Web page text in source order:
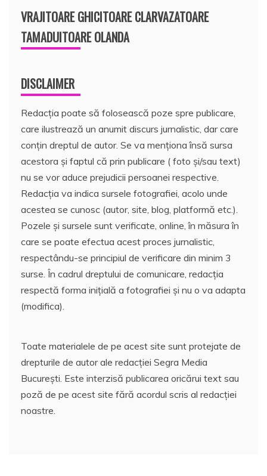
VRAJITOARE GHICITOARE CLARVAZATOARE
TAMADUITOARE OLANDA
DISCLAIMER
Redacția poate să folosească poze spre publicare,
care ilustrează un anumit discurs jurnalistic, dar care
conțin dreptul de autor. Se va menționa însă sursa
acestora și faptul că prin publicare ( foto și/sau text)
nu se vor aduce prejudicii persoanei respective.
Redacția va indica sursele fotografiei, acolo unde
acestea se cunosc (autor, site, blog, platformă etc.).
Pozele și sursele sunt verificate, online, în măsura în
care se poate efectua acest proces jurnalistic,
respectându-se principiul de verificare din minim 3
surse. În cadrul dreptului de comunicare, redacția
respectă forma inițială a fotografiei și nu o va adapta
(modifica).
Toate materialele de pe acest site sunt protejate de
drepturile de autor ale redacției Segra Media
București. Este interzisă publicarea oricărui text sau
poză de pe acest site fără acordul scris al redacției
noastre.